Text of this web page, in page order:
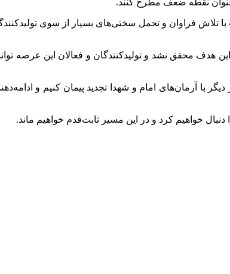
با تلاش فراوان و تحمل سختی‌های بسیار از سوی
محقق نشد و تولیدکنندگان و فعالان این عرصه
با آرمان‌های امام و شهدا تجدید پیمان کنیم و
خواهیم کرد و در این مسیر ثابت‌قدم خواهیم ماند.